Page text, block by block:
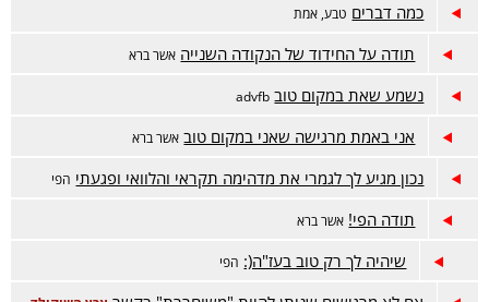
כמה דברים טבע, אמת
תודה על החידוד של הנקודה השנייה אשר ברא
נשמע שאת במקום טוב advfb
אני באמת מרגישה שאני במקום טוב אשר ברא
נכון מגיע לך לגמרי את מדהימה תקראי והלוואי ופגעתי הפי
תודה הפי! אשר ברא
שיהיה לך רק טוב בעז"ה(: הפי